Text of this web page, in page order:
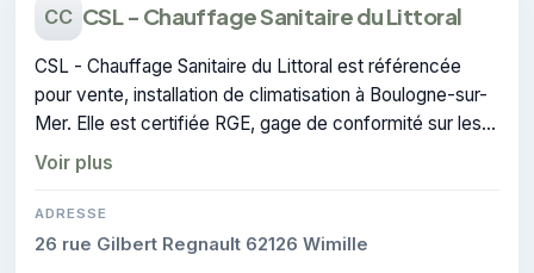
CC CSL - Chauffage Sanitaire du Littoral
CSL - Chauffage Sanitaire du Littoral est référencée
pour vente, installation de climatisation à Boulogne-sur-
Mer. Elle est certifiée RGE, gage de conformité sur les
interventions réalisées.
Voir plus
ADRESSE
26 rue Gilbert Regnault 62126 Wimille